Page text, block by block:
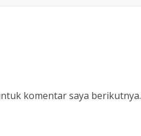
komentar saya berikutnya.